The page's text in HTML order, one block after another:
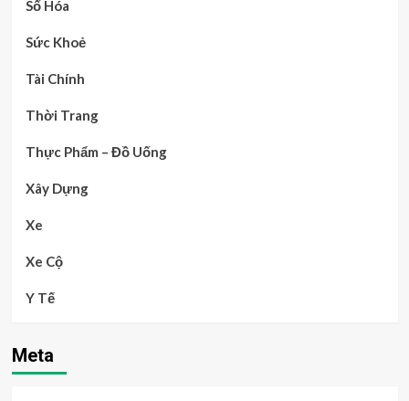
Số Hóa
Sức Khoẻ
Tài Chính
Thời Trang
Thực Phẩm – Đồ Uống
Xây Dựng
Xe
Xe Cộ
Y Tế
Meta